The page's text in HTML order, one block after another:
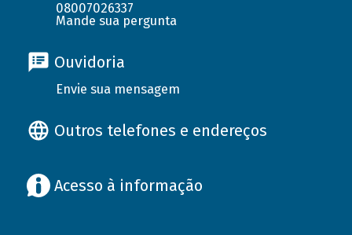
08007026337
Mande sua pergunta
Ouvidoria
Envie sua mensagem
Outros telefones e endereços
Acesso à informação